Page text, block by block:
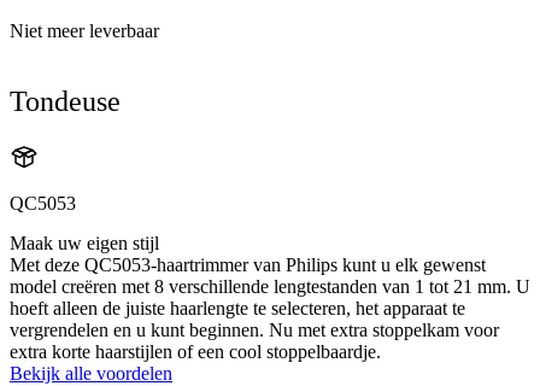
Niet meer leverbaar
Tondeuse
QC5053
Maak uw eigen stijl
Met deze QC5053-haartrimmer van Philips kunt u elk gewenst
model creëren met 8 verschillende lengtestanden van 1 tot 21 mm. U
hoeft alleen de juiste haarlengte te selecteren, het apparaat te
vergrendelen en u kunt beginnen. Nu met extra stoppelkam voor
extra korte haarstijlen of een cool stoppelbaardje.
Bekijk alle voordelen